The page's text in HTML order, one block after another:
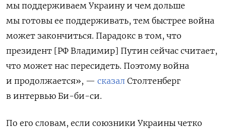
мы поддерживаем Украину и чем дольше
мы готовы ее поддерживать, тем быстрее война
может закончиться. Парадокс в том, что
президент [РФ Владимир] Путин сейчас считает,
что может нас пересидеть. Поэтому война
и продолжается», — сказал Столтенберг
в интервью Би-би-си.
По его словам, если союзники Украины четко